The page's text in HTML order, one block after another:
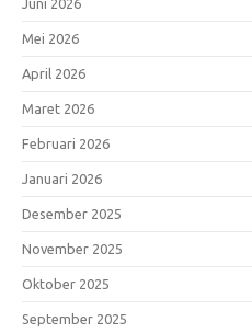
Mei 2026
April 2026
Maret 2026
Februari 2026
Januari 2026
Desember 2025
November 2025
Oktober 2025
September 2025